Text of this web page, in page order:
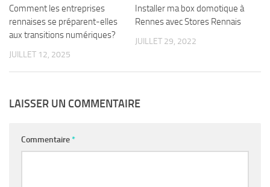
Comment les entreprises
rennaises se préparent-elles
aux transitions numériques?
JUILLET 12, 2025
Installer ma box domotique à
Rennes avec Stores Rennais
JUILLET 29, 2022
LAISSER UN COMMENTAIRE
Commentaire*